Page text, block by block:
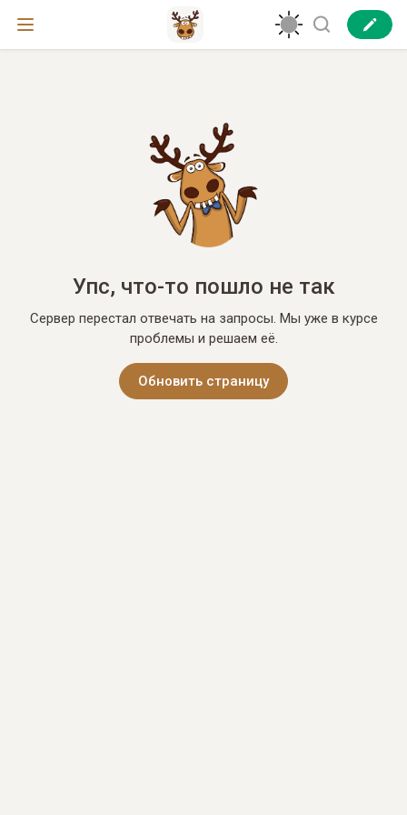
Упс, что-то пошло не так
Сервер перестал отвечать на запросы. Мы уже в курсе
проблемы и решаем её.
Обновить страницу